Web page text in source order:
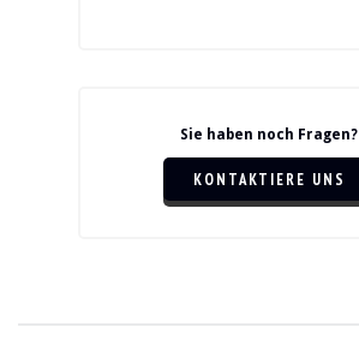
Sie haben noch Fragen?
KONTAKTIERE UNS